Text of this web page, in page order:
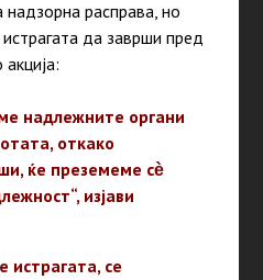
расправа, но
истрагата да заврши пред
надлежните органи
откако
ќе преземеме сѐ
изјави
истрагата, се